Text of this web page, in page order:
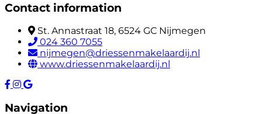
Contact information
St. Annastraat 18, 6524 GC Nijmegen
024 360 7055
nijmegen@driessenmakelaardij.nl
www.driessenmakelaardij.nl
Navigation